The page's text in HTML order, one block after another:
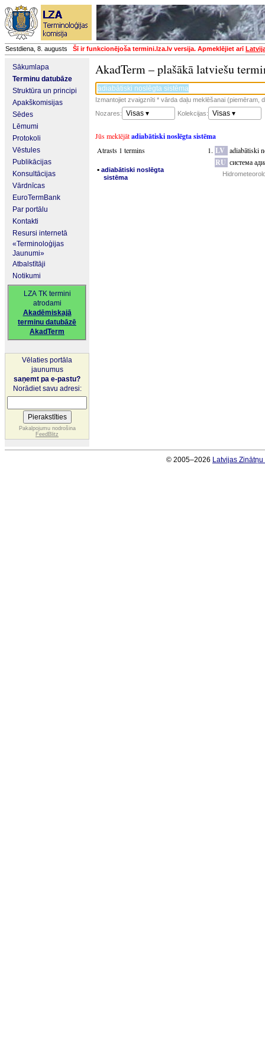
Sestdiena, 8. augusts Šī ir funkcionējoša termini.lza.lv versija. Apmeklējiet arī
Sākumlapa
Terminu datubāze
Struktūra un principi
Apakškomisijas
Sēdes
Lēmumi
Protokoli
Vēstules
Publikācijas
Konsultācijas
Vārdnīcas
EuroTermBank
Par portālu
Kontakti
Resursi internetā
«Terminoloģijas
Jaunumi»
Atbalstītāji
Notikumi
LZA TK termini
atrodami
Akadēmiskajā
terminu datubāzē
AkadTerm
Vēlaties portāla
jaunumus
saņemt pa e-pastu?
Norādiet savu adresi:
Pakalpojumu nodrošina
FeedBlitz
AkadTerm – plašākā latviešu
Izmantojiet zvaigznīti * vārda daļu meklēšanai (piemēram,
Nozares:
Visas ▾ Kolekcijas: Visas ▾
Jūs meklējātadiabātiski noslēgta sistēma
Atrasts 1 termins
▪ adiabātiski noslēgta
sistēma
LV adiabātiski
RU система
© 2005–2026 Latvijas